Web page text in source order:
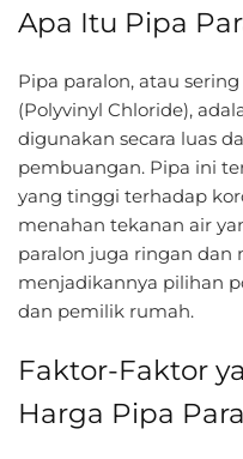
Apa Itu Pipa
Pipa paralon, atau
(Polyvinyl Chloride),
digunakan secara luas
pembuangan. Pipa ini
yang tinggi terhadap
menahan tekanan air
paralon juga ringan dan
menjadikannya pilihan
dan pemilik rumah.
Faktor-Faktor
Harga Pipa